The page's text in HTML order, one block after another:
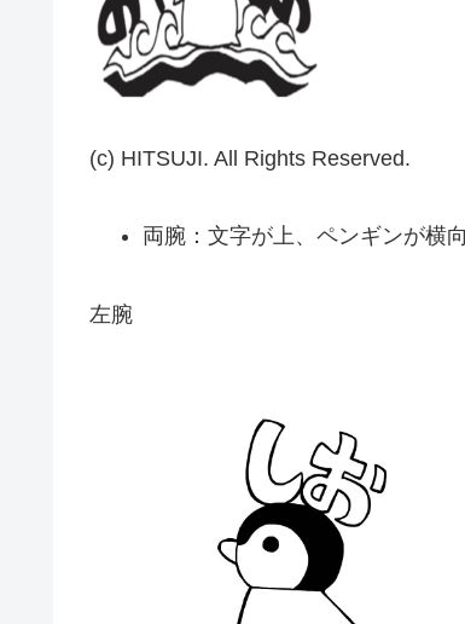
(c) HITSUJI. All Rights Reserved.
両腕：文字が上、ペンギンが横
左腕